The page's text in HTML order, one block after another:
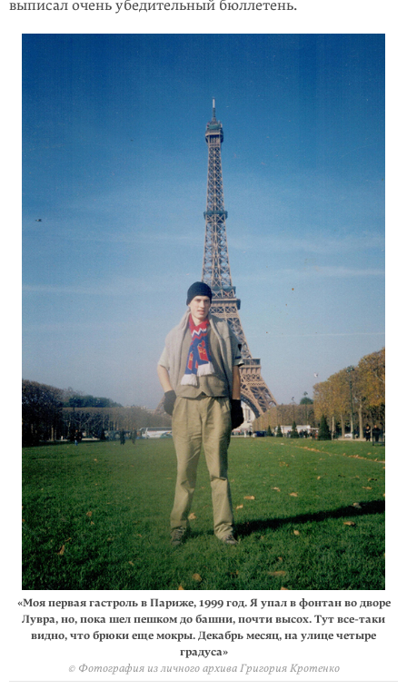
выписал очень убедительный бюллетень.
«Моя первая гастроль в Париже, 1999 год. Я упал в фонтан во дворе
Лувра, но, пока шел пешком до башни, почти высох. Тут все-таки
видно, что брюки еще мокры. Декабрь месяц, на улице четыре
градуса»
© Фотография из личного архива Григория Кротенко